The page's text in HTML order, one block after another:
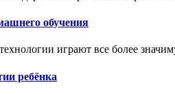
обучения
играют все более
ребёнка